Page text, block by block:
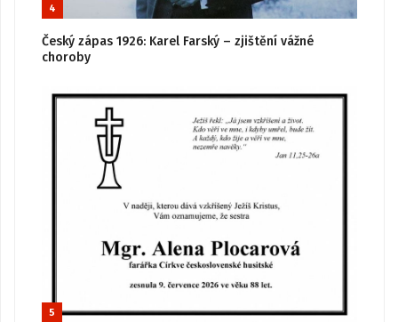
4
Český zápas 1926: Karel Farský – zjištění vážné
choroby
5